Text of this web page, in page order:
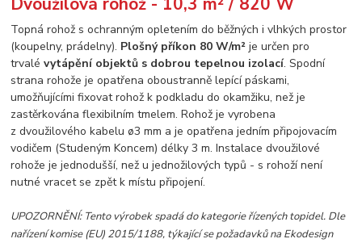
Topná rohož s ochranným opletením do běžných i vlhkých prostor
(koupelny, prádelny). Plošný příkon 80 W/m² je určen pro
trvalévytápění objektů s dobrou tepelnou izolací. Spodní
strana rohože je opatřena oboustranně lepící páskami,
umožňujícími fixovat rohož k podkladu do okamžiku, než je
zastěrkována flexibilním tmelem. Rohož je vyrobena
z dvoužilového kabelu ø3 mm a je opatřena jedním připojovacím
vodičem (Studeným Koncem) délky 3 m. Instalace dvoužilové
rohože je jednodušší, než u jednožilových typů - s rohoží není
nutné vracet se zpět k místu připojení.
UPOZORNĚNÍ: Tento výrobek spadá do kategorie řízených topidel. Dle
nařízení komise (EU) 2015/1188, týkající se požadavků na Ekodesign